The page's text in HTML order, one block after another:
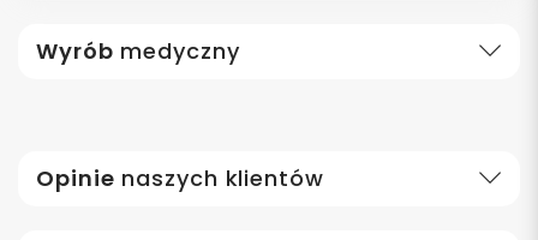
Wyrób medyczny
Opinie naszych klientów